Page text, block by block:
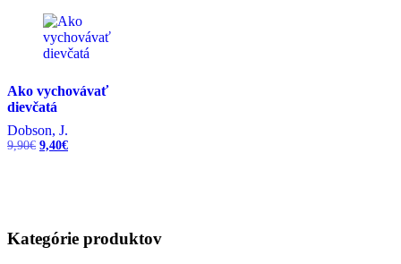
Ako vychovávať
dievčatá
Dobson, J.
9,90€ Pôvodná
9,40€Aktuálna
Kategórie produktov